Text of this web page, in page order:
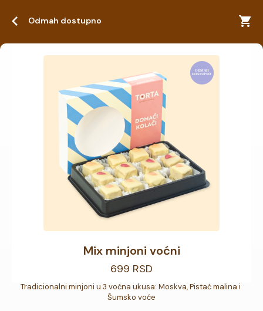
Odmah dostupno
Mix minjoni voćni
699 RSD
Tradicionalni minjoni u 3 voćna ukusa: Moskva, Pistać malina i
Šumsko voće